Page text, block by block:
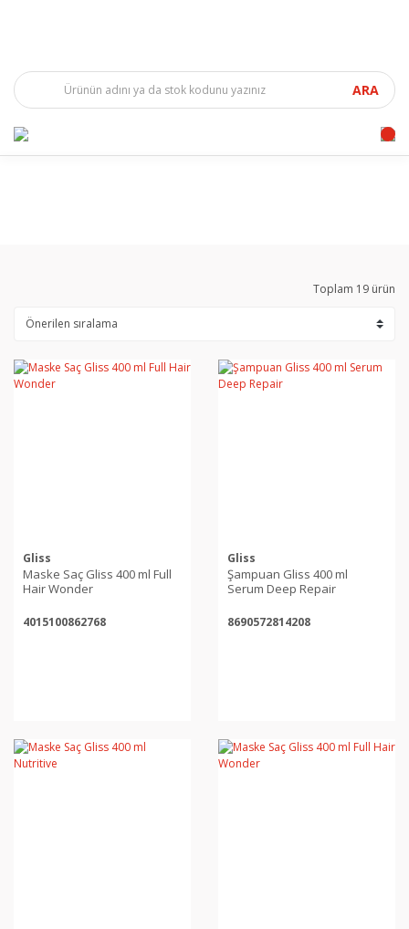
ARA
Toplam 19 ürün
Gliss
Maske Saç Gliss 400 ml Full
Hair Wonder
4015100862768
Gliss
Şampuan Gliss 400 ml
Serum Deep Repair
8690572814208